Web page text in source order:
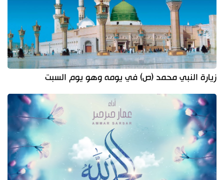
زيارة النبي محمد (ص) في يومه وهو يوم السبت